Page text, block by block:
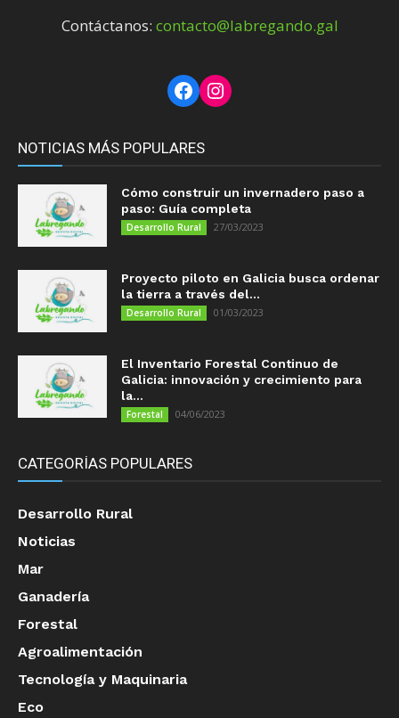
Contáctanos: contacto@labregando.gal
Facebook
Instagram
NOTICIAS MÁS POPULARES
Cómo construir un invernadero paso a
paso: Guía completa
Desarrollo Rural 27/03/2023
Proyecto piloto en Galicia busca ordenar
la tierra a través del...
Desarrollo Rural 01/03/2023
El Inventario Forestal Continuo de
Galicia: innovación y crecimiento para
la...
Forestal 04/06/2023
CATEGORÍAS POPULARES
Desarrollo Rural
Noticias
Mar
Ganadería
Forestal
Agroalimentación
Tecnología y Maquinaria
Eco